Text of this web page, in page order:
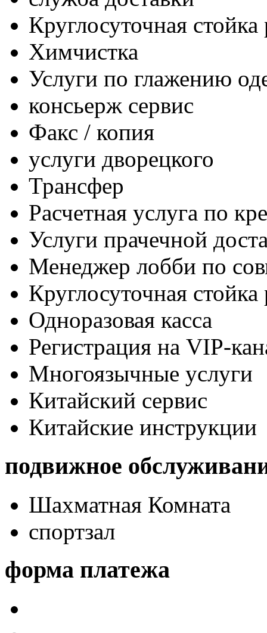
Круглосуточная стойка
Химчистка
Услуги по глажению
консьерж сервис
Факс / копия
услуги дворецкого
Трансфер
Расчетная услуга по
Услуги прачечной
Менеджер лобби по
Круглосуточная стойка
Одноразовая касса
Регистрация на VIP-
Многоязычные услуги
Китайский сервис
Китайские инструкции
подвижное
Шахматная Комната
спортзал
форма платежа